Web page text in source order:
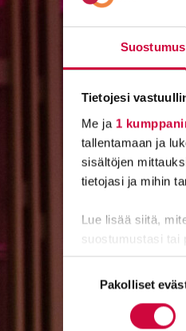
Suostumus
Tietojesi
Me ja 1
tallentamaan ja
sisältöjen
tietojasi ja mihin
Lue lisää siitä,
suostumustasi tai
Evästeistä osa
Pakolliset